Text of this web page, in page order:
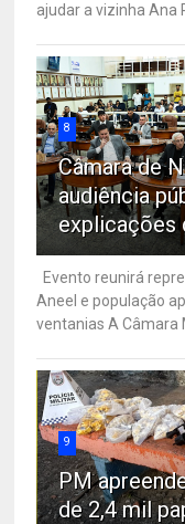
ajudar a vizinha Ana
8
Câmara de
audiência
explicações
Evento reunirá
Aneel e população
ventanias A Câmara
9
PM
de 2,4 mil